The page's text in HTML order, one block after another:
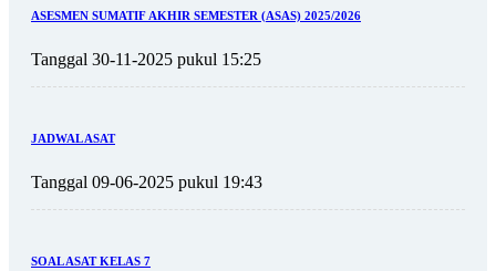
ASESMEN SUMATIF AKHIR SEMESTER (ASAS) 2025/2026
Tanggal 30-11-2025 pukul 15:25
JADWAL ASAT
Tanggal 09-06-2025 pukul 19:43
SOAL ASAT KELAS 7